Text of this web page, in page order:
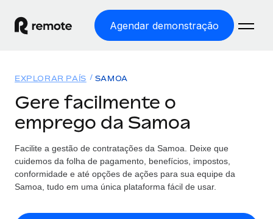
Agendar demonstração
EMPREGO GLOBAL
Processamento Salarial
Processamento salarial fácil e em conformidade
Employer of Record
entidades
Soluções
COBERTURA GLOBAL
Explorador de países
Encontra apoio para emprego global por país
Comparar a Remote
Preçário
EXPLORAR PAÍS SAMOA
Gere facilmente o
emprego da Samoa
Facilite a gestão de contratações da Samoa. Deixe que
cuidemos da folha de pagamento, benefícios, impostos,
conformidade e até opções de ações para sua equipe da
Samoa, tudo em uma única plataforma fácil de usar.